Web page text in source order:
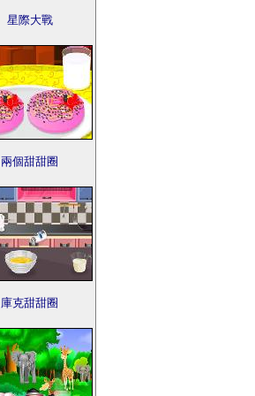
星際大戰
兩個甜甜圈
庫克甜甜圈